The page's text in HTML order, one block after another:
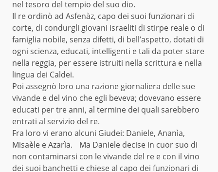
nel tesoro del tempio del suo dio.
Il re ordinò ad Asfenàz, capo dei suoi funzionari di
corte, di condurgli giovani israeliti di stirpe reale o di
famiglia nobile, senza difetti, di bell’aspetto, dotati di
ogni scienza, educati, intelligenti e tali da poter stare
nella reggia, per essere istruiti nella scrittura e nella
lingua dei Caldei.
Poi assegnò loro una razione giornaliera delle sue
vivande e del vino che egli beveva; dovevano essere
educati per tre anni, al termine dei quali sarebbero
entrati al servizio del re.
Fra loro vi erano alcuni Giudei: Daniele, Ananìa,
Misaèle e Azarìa. Ma Daniele decise in cuor suo di
non contaminarsi con le vivande del re e con il vino
dei suoi banchetti e chiese al capo dei funzionari di